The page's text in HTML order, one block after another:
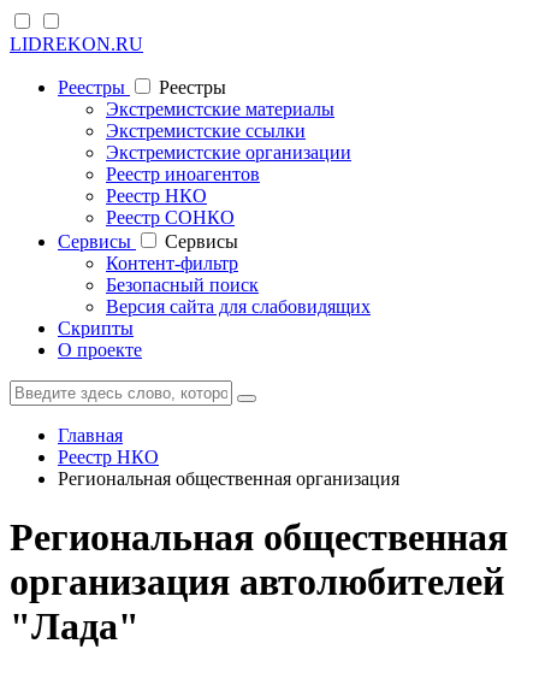
LIDREKON.RU
Реестры
Реестры
Экстремистские материалы
Экстремистские ссылки
Экстремистские организации
Реестр иноагентов
Реестр НКО
Реестр СОНКО
Cервисы
Cервисы
Контент-фильтр
Безопасный поиск
Версия сайта для слабовидящих
Скрипты
О проекте
Главная
Реестр НКО
Региональная общественная организация
Региональная общественная
организация автолюбителей
"Лада"